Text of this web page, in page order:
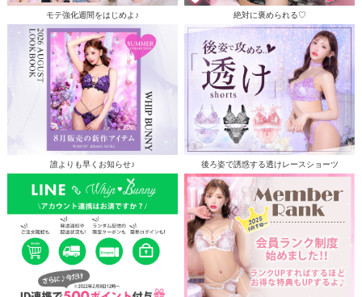
モテ強化週間をはじめよ♪ 絶対に褒められる♡
誰よりも早くお知らせ♪ 後ろ姿で誘惑する透けレースショーツ